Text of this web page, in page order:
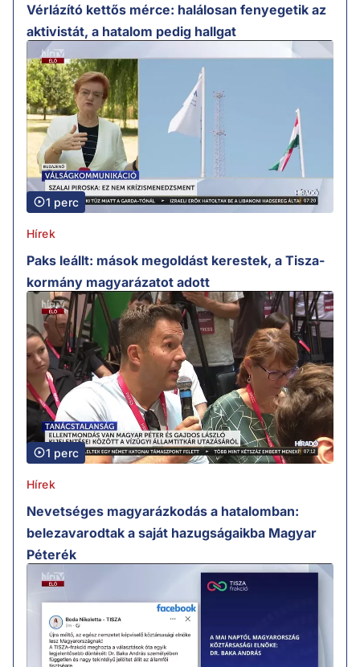
Vérlázító kettős mérce: halálosan fenyegetik az
aktivistát, a hatalom pedig hallgat
1 perc
Hírek
Paks leállt: mások megoldást kerestek, a Tisza-
kormány magyarázatot adott
1 perc
Hírek
Nevetséges magyarázkodás a hatalomban:
belezavarodtak a saját hazugságaikba Magyar
Péterék